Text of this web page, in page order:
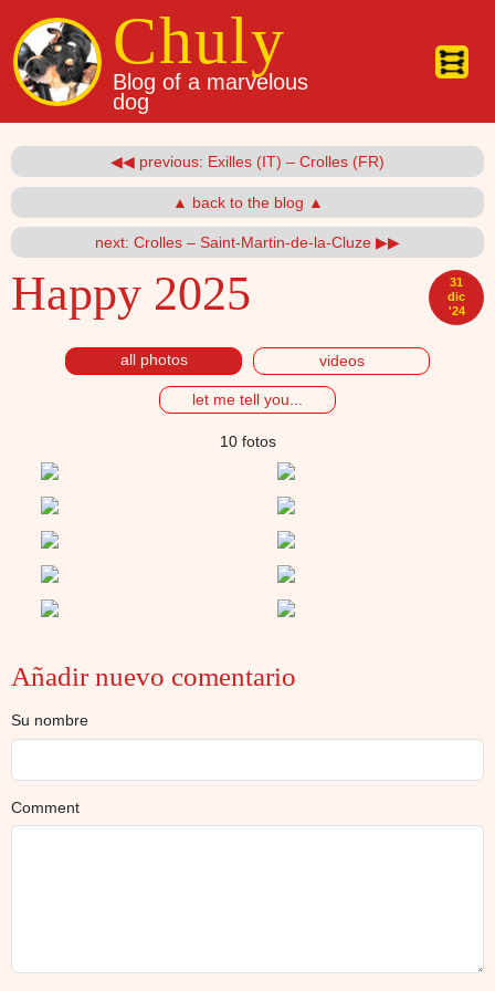
Chuly
Blog of a marvelous
dog
◀◀ previous: Exilles (IT) – Crolles (FR)
▲ back to the blog ▲
next: Crolles – Saint-Martin-de-la-Cluze ▶▶
31
dic
'24
Happy 2025
all photos videos
let me tell you...
10 fotos
Añadir nuevo comentario
Su nombre
Comment